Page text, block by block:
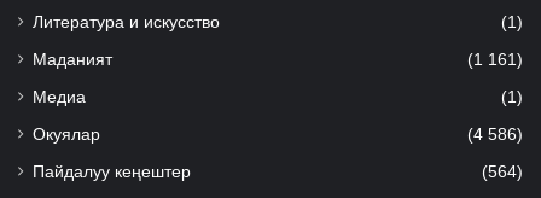
Литература и искусство (1)
Маданият (1 161)
Медиа (1)
Окуялар (4 586)
Пайдалуу кеңештер (564)